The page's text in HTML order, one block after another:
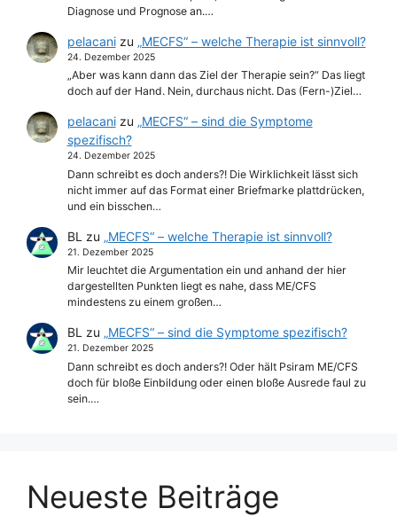
Diagnose und Prognose an.…
pelacanizu „MECFS“ – welche Therapie ist sinnvoll?
24. Dezember 2025
„Aber was kann dann das Ziel der Therapie sein?“ Das liegt
doch auf der Hand. Nein, durchaus nicht. Das (Fern-)Ziel…
pelacanizu „MECFS“ – sind die Symptome
spezifisch?
24. Dezember 2025
Dann schreibt es doch anders?! Die Wirklichkeit lässt sich
nicht immer auf das Format einer Briefmarke plattdrücken,
und ein bisschen…
BL zu „MECFS“ – welche Therapie ist sinnvoll?
21. Dezember 2025
Mir leuchtet die Argumentation ein und anhand der hier
dargestellten Punkten liegt es nahe, dass ME/CFS
mindestens zu einem großen…
BL zu „MECFS“ – sind die Symptome spezifisch?
21. Dezember 2025
Dann schreibt es doch anders?! Oder hält Psiram ME/CFS
doch für bloße Einbildung oder einen bloße Ausrede faul zu
sein.…
Neueste Beiträge